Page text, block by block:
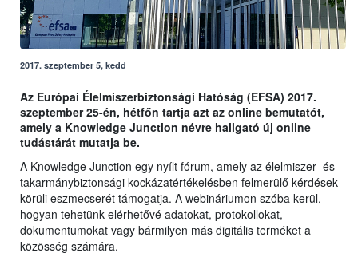
2017. szeptember 5, kedd
Az Európai Élelmiszerbiztonsági Hatóság (EFSA) 2017.
szeptember 25-én, hétfőn tartja azt az online bemutatót,
amely a Knowledge Junction névre hallgató új online
tudástárát mutatja be.
A Knowledge Junction egy nyílt fórum, amely az élelmiszer- és
takarmánybiztonsági kockázatértékelésben felmerülő kérdések
körüli eszmecserét támogatja. A webináriumon szóba kerül,
hogyan tehetünk elérhetővé adatokat, protokollokat,
dokumentumokat vagy bármilyen más digitális terméket a
közösség számára.